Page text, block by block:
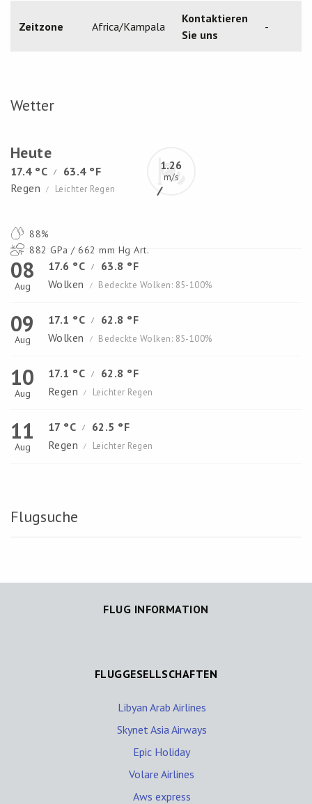
Zeitzone Africa/Kampala
Kontaktieren
Sie uns
-
Wetter
Heute
17.4 °C /
63.4 °F
Regen
/ Leichter Regen
1.26
m/s
88%
882 GPa / 662 mm Hg Art.
08
Aug
17.6 °C /
63.8 °F
Wolken
/ Bedeckte Wolken: 85-100%
09
Aug
17.1 °C /
62.8 °F
Wolken
/ Bedeckte Wolken: 85-100%
10
Aug
17.1 °C /
62.8 °F
Regen
/ Leichter Regen
11
Aug
17 °C /
62.5 °F
Regen
/ Leichter Regen
Flugsuche
FLUG INFORMATION
FLUGGESELLSCHAFTEN
Libyan Arab Airlines
Skynet Asia Airways
Epic Holiday
Volare Airlines
Aws express